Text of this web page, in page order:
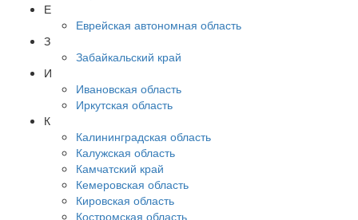
Е
Еврейская автономная область
З
Забайкальский край
И
Ивановская область
Иркутская область
К
Калининградская область
Калужская область
Камчатский край
Кемеровская область
Кировская область
Костромская область